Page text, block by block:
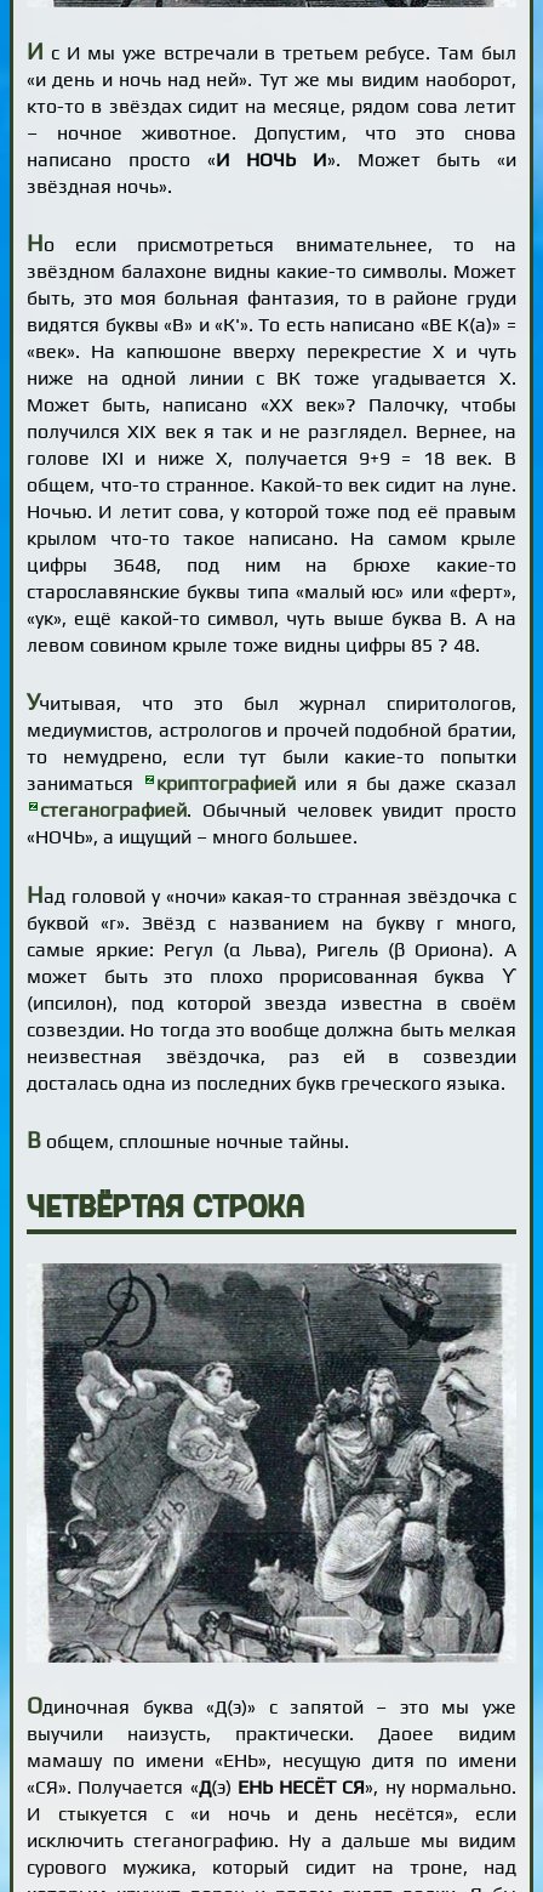
И с И мы уже встречали в третьем ребусе. Там был
«и день и ночь над ней». Тут же мы видим наоборот,
кто-то в звёздах сидит на месяце, рядом сова летит
– ночное животное. Допустим, что это снова
написано просто «И НОЧЬ И». Может быть «и
звёздная ночь».
Но если присмотреться внимательнее, то на
звёздном балахоне видны какие-то символы. Может
быть, это моя больная фантазия, то в районе груди
видятся буквы «В» и «К'». То есть написано «ВЕ К(а)» =
«век». На капюшоне вверху перекрестие X и чуть
ниже на одной линии с ВК тоже угадывается X.
Может быть, написано «XX век»? Палочку, чтобы
получился XIX век я так и не разглядел. Вернее, на
голове IXI и ниже X, получается 9+9 = 18 век. В
общем, что-то странное. Какой-то век сидит на луне.
Ночью. И летит сова, у которой тоже под её правым
крылом что-то такое написано. На самом крыле
цифры 3648, под ним на брюхе какие-то
старославянские буквы типа «малый юс» или «ферт»,
«ук», ещё какой-то символ, чуть выше буква В. А на
левом совином крыле тоже видны цифры 85 ? 48.
Учитывая, что это был журнал спиритологов,
медиумистов, астрологов и прочей подобной братии,
то немудрено, если тут были какие-то попытки
заниматься
криптографиейили я бы даже сказал
стеганографией. Обычный человек увидит просто
«НОЧЬ», а ищущий – много большее.
Над головой у «ночи» какая-то странная звёздочка с
буквой «r». Звёзд с названием на букву r много,
самые яркие: Регул (α Льва), Ригель (β Ориона). А
может быть это плохо прорисованная буква ϒ
(ипсилон), под которой звезда известна в своём
созвездии. Но тогда это вообще должна быть мелкая
неизвестная звёздочка, раз ей в созвездии
досталась одна из последних букв греческого языка.
В общем, сплошные ночные тайны.
Четвёртая строка
Одиночная буква «Д(э)» с запятой – это мы уже
выучили наизусть, практически. Даоее видим
мамашу по имени «ЕНЬ», несущую дитя по имени
«СЯ». Получается «Д(э) ЕНЬ НЕСЁТ СЯ», ну нормально.
И стыкуется с «и ночь и день несётся», если
исключить стеганографию. Ну а дальше мы видим
сурового мужика, который сидит на троне, над